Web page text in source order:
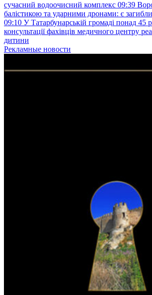
сучасний водоочисний комплекс 09:39
балістикою та ударними дронами: є
09:10 У Татарбунарській громаді понад 45
консультації фахівців медичного центру
дитини
Рекламные новости